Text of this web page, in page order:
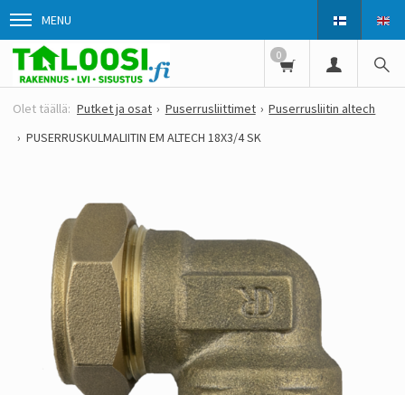
MENU
0
Putket ja osat Puserrusliittimet
Puserrusliitin altech
PUSERRUSKULMALIITIN EM ALTECH 18X3/4 SK